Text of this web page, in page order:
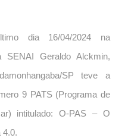
dia 16/04/2024 na
SENAI Geraldo Alckmin,
SP teve a
9 PATS (Programa de
intitulado: O-PAS – O
4.0.